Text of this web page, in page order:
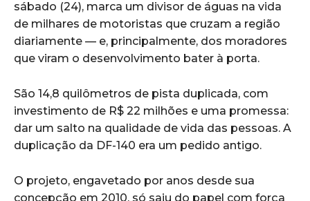
sábado (24), marca um divisor de águas na vida
de milhares de motoristas que cruzam a região
diariamente — e, principalmente, dos moradores
que viram o desenvolvimento bater à porta.
São 14,8 quilômetros de pista duplicada, com
investimento de R$ 22 milhões e uma promessa:
dar um salto na qualidade de vida das pessoas. A
duplicação da DF-140 era um pedido antigo.
O projeto, engavetado por anos desde sua
concepção em 2010, só saiu do papel com força